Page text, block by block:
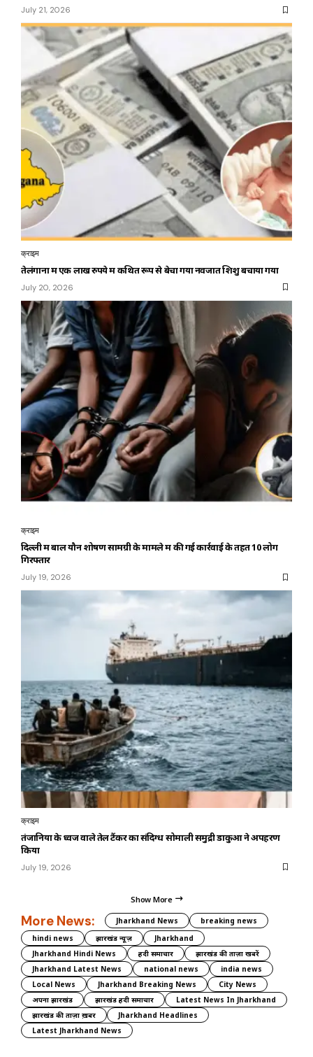
July 21, 2026
क्राइम
तेलंगाना में एक लाख रुपये में कथित रूप से बेचा गया नवजात शिशु बचाया गया
July 20, 2026
क्राइम
दिल्ली में बाल यौन शोषण सामग्री के मामले में की गई कार्रवाई के तहत 10 लोग
गिरफ्तार
July 19, 2026
क्राइम
तंजानिया के ध्वज वाले तेल टैंकर का संदिग्ध सोमाली समुद्री डाकुओं ने अपहरण
किया
July 19, 2026
Show More
More News: Jharkhand News
breaking news
hindi news
झारखंड न्यूज़
Jharkhand
Jharkhand Hindi News
हिंदी समाचार
झारखंड की ताज़ा खबरें
Jharkhand Latest News
national news
india news
Local News
Jharkhand Breaking News
City News
अपना झारखंड
झारखंड हिंदी समाचार
Latest News In Jharkhand
झारखंड की ताज़ा ख़बर
Jharkhand Headlines
Latest Jharkhand News